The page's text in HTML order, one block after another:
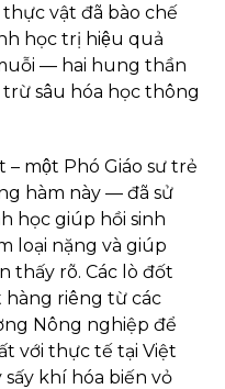
thực vật đã bào chế
học trị hiệu quả
— hai hung thần
sâu hóa học thông
– một Phó Giáo sư trẻ
hàm này — đã sử
học giúp hồi sinh
loại nặng và giúp
thấy rõ. Các lò đốt
hàng riêng từ các
Nông nghiệp để
với thực tế tại Việt
khí hóa biến vỏ